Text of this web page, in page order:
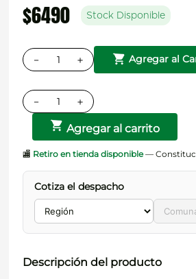
$6490 Stock Disponible
＋
－ Agregar al
＋
－
Agregar al carrito
🏬 Retiro en tienda disponible—
Cotiza el despacho
Descripción del producto